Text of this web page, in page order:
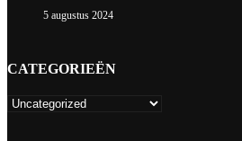
5 augustus 2024
CATEGORIEËN